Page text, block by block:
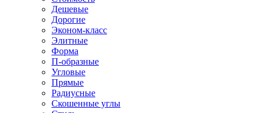
Дешевые
Дорогие
Эконом-класс
Элитные
Форма
П-образные
Угловые
Прямые
Радиусные
Скошенные углы